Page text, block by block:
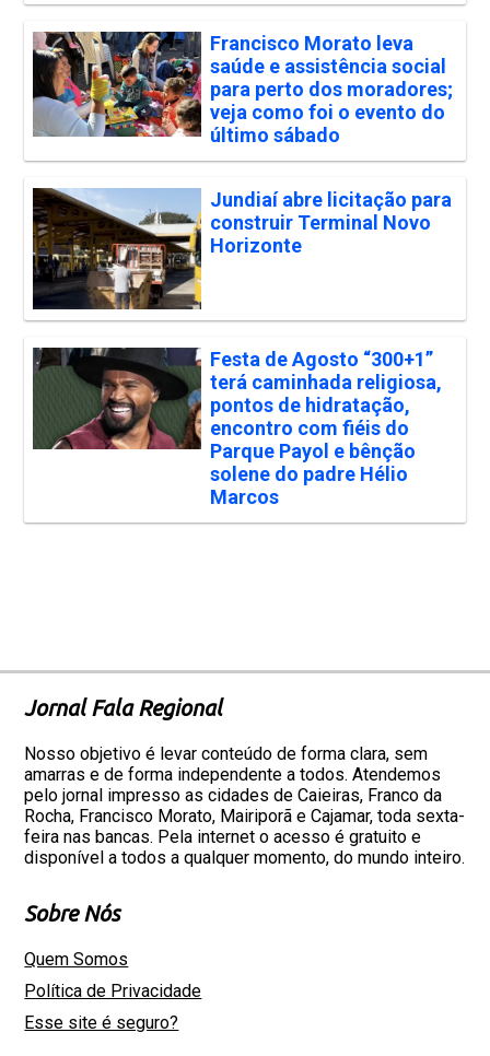
Francisco Morato leva
saúde e assistência social
para perto dos moradores;
veja como foi o evento do
último sábado
Jundiaí abre licitação para
construir Terminal Novo
Horizonte
Festa de Agosto “300+1”
terá caminhada religiosa,
pontos de hidratação,
encontro com fiéis do
Parque Payol e bênção
solene do padre Hélio
Marcos
Jornal Fala Regional
Nosso objetivo é levar conteúdo de forma clara, sem
amarras e de forma independente a todos. Atendemos
pelo jornal impresso as cidades de Caieiras, Franco da
Rocha, Francisco Morato, Mairiporã e Cajamar, toda sexta-
feira nas bancas. Pela internet o acesso é gratuito e
disponível a todos a qualquer momento, do mundo inteiro.
Sobre Nós
Quem Somos
Política de Privacidade
Esse site é seguro?